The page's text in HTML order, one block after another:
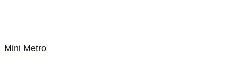
Mini Metro